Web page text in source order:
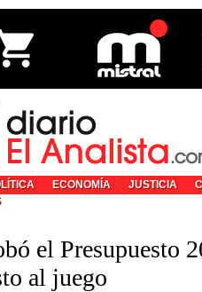
ECONOMÍA JUSTICIA
el Presupuesto
al juego